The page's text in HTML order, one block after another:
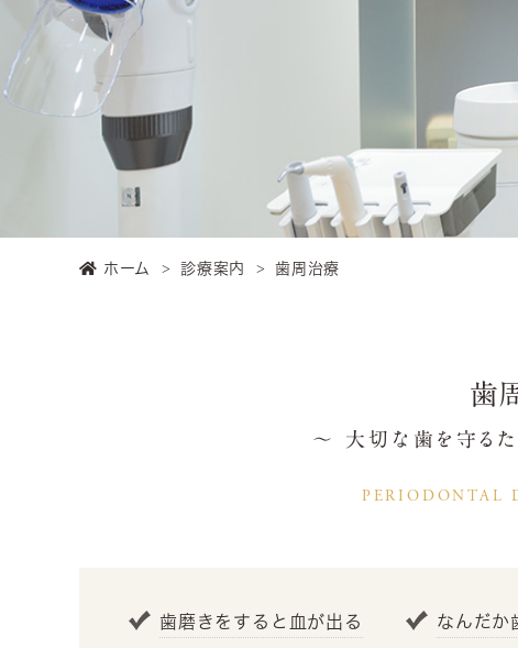
ホーム 診療案内 歯周治療
歯
〜 大切な歯を守るた
PERIODONTAL
歯磨きをすると血が出る なんだか